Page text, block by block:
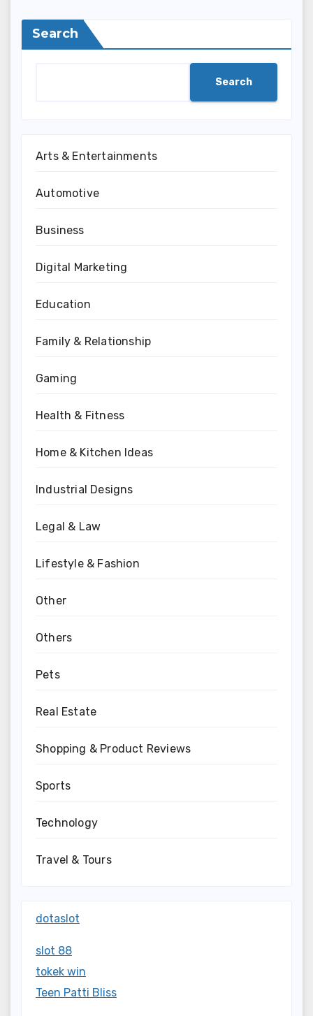
Search
Search
Arts & Entertainments
Automotive
Business
Digital Marketing
Education
Family & Relationship
Gaming
Health & Fitness
Home & Kitchen Ideas
Industrial Designs
Legal & Law
Lifestyle & Fashion
Other
Others
Pets
Real Estate
Shopping & Product Reviews
Sports
Technology
Travel & Tours
dotaslot
slot 88
tokek win
Teen Patti Bliss